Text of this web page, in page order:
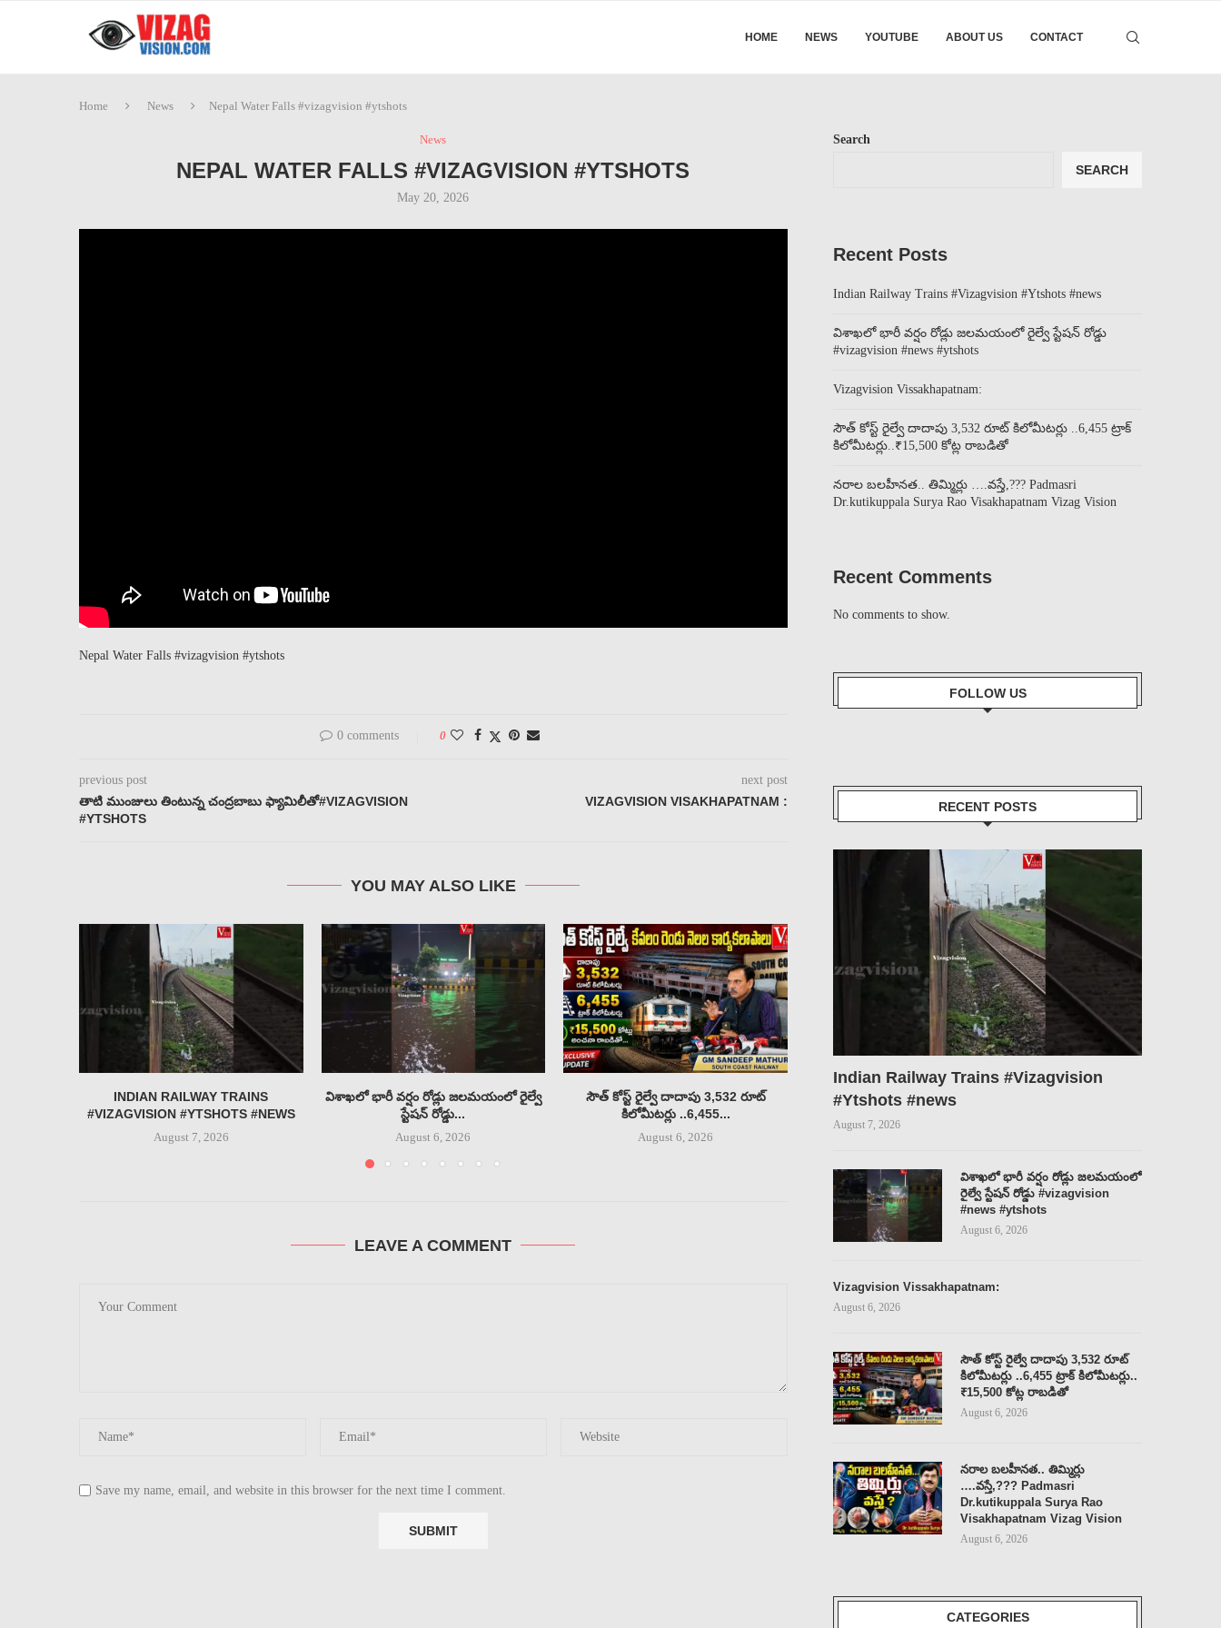
HOME NEWS YOUTUBE ABOUT US CONTACT
Home News Nepal Water Falls #vizagvision #ytshots
News
NEPAL WATER FALLS #VIZAGVISION #YTSHOTS
May 20, 2026
Nepal Water Falls #vizagvision #ytshots
0 comments 0
previous post
తాటి ముంజులు తింటున్న చంద్రబాబు ఫ్యామిలీతో#VIZAGVISION
#YTSHOTS
next post
VIZAGVISION VISAKHAPATNAM :
YOU MAY ALSO LIKE
INDIAN RAILWAY TRAINS
#VIZAGVISION #YTSHOTS #NEWS
August 7, 2026
విశాఖలో భారీ వర్షం రోడ్లు జలమయంలో రైల్వే
స్టేషన్ రోడ్డు...
August 6, 2026
సౌత్ కోస్ట్ రైల్వే దాదాపు 3,532 రూట్
కిలోమీటర్లు ..6,455...
August 6, 2026
నరాల బలహీనత.. తిమ్మిర్లు ….వస్తే,???
SURYA RAO...
LEAVE A COMMENT
Save my name, email, and website in this browser for the next time I comment.
Search
SEARCH
Recent Posts
Indian Railway Trains #Vizagvision #Ytshots #news
విశాఖలో భారీ వర్షం రోడ్లు జలమయంలో రైల్వే స్టేషన్ రోడ్డు
#vizagvision #news #ytshots
Vizagvision Vissakhapatnam:
సౌత్ కోస్ట్ రైల్వే దాదాపు 3,532 రూట్ కిలోమీటర్లు ..6,455 ట్రాక్
కిలోమీటర్లు..₹15,500 కోట్ల రాబడితో
నరాల బలహీనత.. తిమ్మిర్లు ….వస్తే,??? Padmasri
Dr.kutikuppala Surya Rao Visakhapatnam Vizag Vision
Recent Comments
No comments to show.
FOLLOW US
RECENT POSTS
Indian Railway Trains #Vizagvision
#Ytshots #news
August 7, 2026
విశాఖలో భారీ వర్షం రోడ్లు జలమయంలో
రైల్వే స్టేషన్ రోడ్డు #vizagvision
#news #ytshots
August 6, 2026
Vizagvision Vissakhapatnam:
August 6, 2026
సౌత్ కోస్ట్ రైల్వే దాదాపు 3,532 రూట్
కిలోమీటర్లు ..6,455 ట్రాక్ కిలోమీటర్లు..
₹15,500 కోట్ల రాబడితో
August 6, 2026
నరాల బలహీనత.. తిమ్మిర్లు
….వస్తే,??? Padmasri
Dr.kutikuppala Surya Rao
Visakhapatnam Vizag Vision
August 6, 2026
CATEGORIES